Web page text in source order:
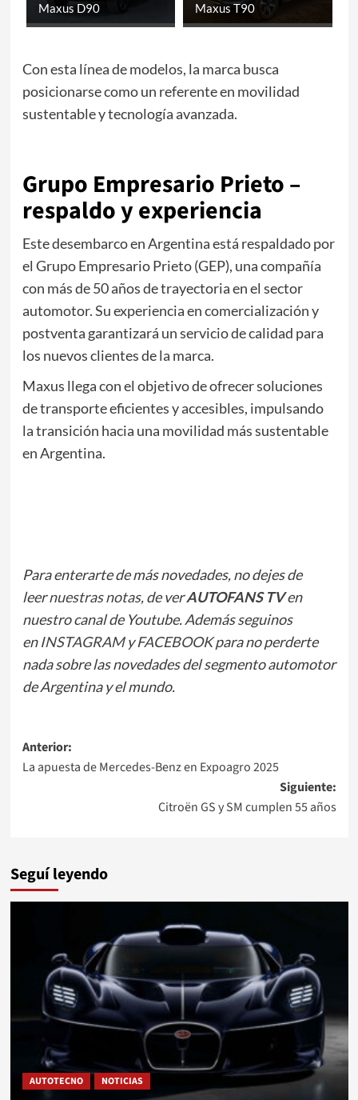
Maxus D90 Maxus T90
Con esta línea de modelos, la marca busca
posicionarse como un referente en movilidad
sustentable y tecnología avanzada.
Grupo Empresario Prieto –
respaldo y experiencia
Este desembarco en Argentina está respaldado por
el Grupo Empresario Prieto (GEP), una compañía
con más de 50 años de trayectoria en el sector
automotor. Su experiencia en comercialización y
postventa garantizará un servicio de calidad para
los nuevos clientes de la marca.
Maxus llega con el objetivo de ofrecer soluciones
de transporte eficientes y accesibles, impulsando
la transición hacia una movilidad más sustentable
en Argentina.
Para enterarte de más novedades, no dejes de
leernuestras notas, de ver AUTOFANS TVen
nuestro canal de Youtube. Además seguinos
enINSTAGRAMyFACEBOOKpara no perderte
nada sobre las novedades del segmento automotor
de Argentina y el mundo.
Navegación
de
Anterior:
La apuesta de Mercedes-Benz en Expoagro 2025
Siguiente:
Citroën GS y SM cumplen 55 años
Seguí leyendo
AUTOTECNO NOTICIAS